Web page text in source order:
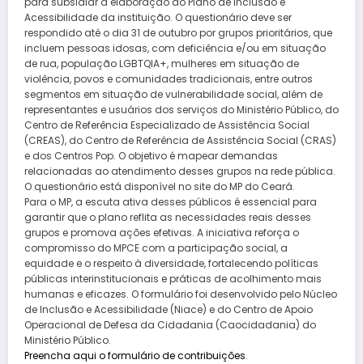
Acessibilidade da instituição. O questionário deve ser
respondido até o dia 31 de outubro por grupos prioritários, que
incluem pessoas idosas, com deficiência e/ou em situação
de rua, população LGBTQIA+, mulheres em situação de
violência, povos e comunidades tradicionais, entre outros
segmentos em situação de vulnerabilidade social, além de
representantes e usuários dos serviços do Ministério Público, do
Centro de Referência Especializado de Assistência Social
(CREAS), do Centro de Referência de Assistência Social (CRAS)
e dos Centros Pop. O objetivo é mapear demandas
relacionadas ao atendimento desses grupos na rede pública.
O questionário está disponível no site do MP do Ceará.
Para o MP, a escuta ativa desses públicos é essencial para
garantir que o plano reflita as necessidades reais desses
grupos e promova ações efetivas. A iniciativa reforça o
compromisso do MPCE com a participação social, a
equidade e o respeito à diversidade, fortalecendo políticas
públicas interinstitucionais e práticas de acolhimento mais
humanas e eficazes. O formulário foi desenvolvido pelo Núcleo
de Inclusão e Acessibilidade (Niace) e do Centro de Apoio
Operacional de Defesa da Cidadania (Caocidadania) do
Ministério Público.
Preencha aqui o formulário de contribuições.